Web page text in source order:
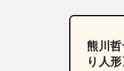
熊川
り人形